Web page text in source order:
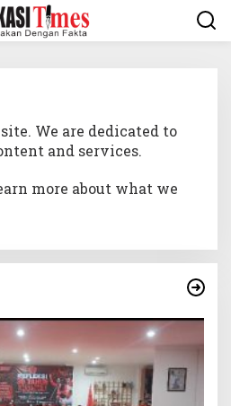
We are dedicated to
and services.
more about what we